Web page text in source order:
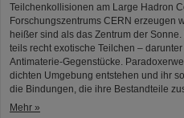
Teilchenkollisionen am Large Hadron
Forschungszentrums CERN erzeugen
heißer sind als das Zentrum der
teils recht exotische Teilchen –
Antimaterie-Gegenstücke.
dichten Umgebung entstehen und ihr
die Bindungen, die ihre Bestandteile
Mehr »